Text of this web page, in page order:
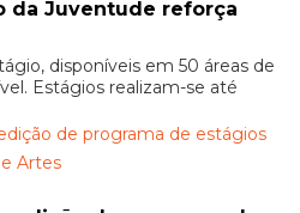
da Juventude reforça
disponíveis em 50 áreas de
Estágios realizam-se até